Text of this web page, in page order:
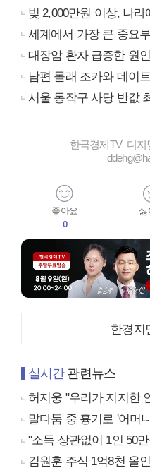
빚 2,000만원 이상, 나
세계에서 가장 큰 중요
대장암 환자 급증한 원
남편 몰래 조카와 데이
서울 동작구 사당 반값
한국경제TV 디
좋아요
0
싫
한경지
실시간관련뉴스
허지웅 "우리가 지지한 인
말다툼 중 흉기로 '어머
"소득 상관없이 1인 50
김원훈 주식 1억8천 올